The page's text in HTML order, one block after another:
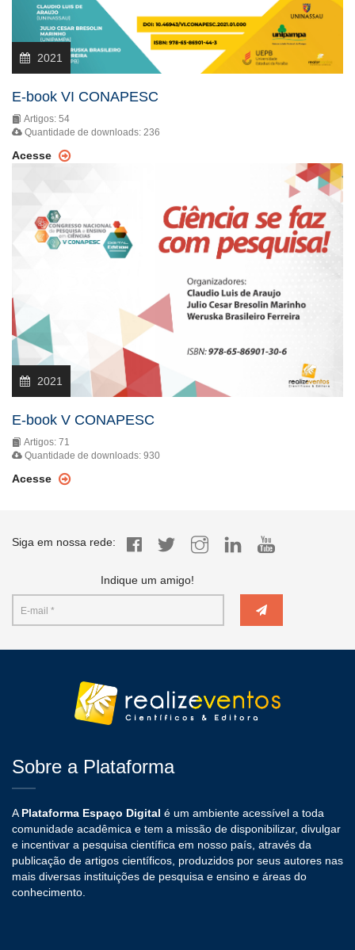
2021
E-book VI CONAPESC
Artigos: 54
Quantidade de downloads: 236
Acesse
2021
E-book V CONAPESC
Artigos: 71
Quantidade de downloads: 930
Acesse
Siga em nossa rede:
Indique um amigo!
Sobre a Plataforma
A Plataforma Espaço Digital é um ambiente acessível a toda
comunidade acadêmica e tem a missão de disponibilizar, divulgar
e incentivar a pesquisa científica em nosso país, através da
publicação de artigos científicos, produzidos por seus autores nas
mais diversas instituições de pesquisa e ensino e áreas do
conhecimento.